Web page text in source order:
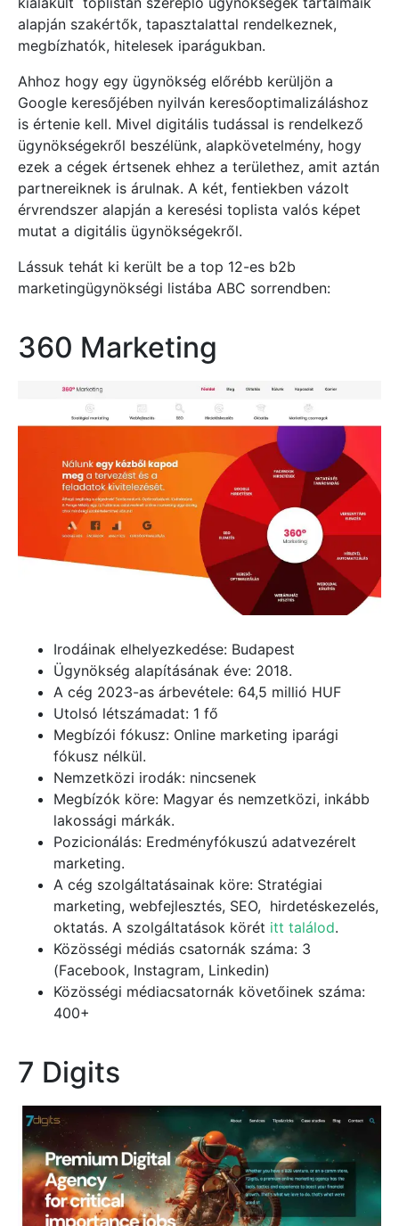
alapján szakértők, tapasztalattal rendelkeznek,
megbízhatók, hitelesek iparágukban.
Ahhoz hogy egy ügynökség előrébb kerüljön a
Google keresőjében nyilván keresőoptimalizáláshoz
is értenie kell. Mivel digitális tudással is rendelkező
ügynökségekről beszélünk, alapkövetelmény, hogy
ezek a cégek értsenek ehhez a területhez, amit aztán
partnereiknek is árulnak. A két, fentiekben vázolt
érvrendszer alapján a keresési toplista valós képet
mutat a digitális ügynökségekről.
Lássuk tehát ki került be a top 12-es b2b
marketingügynökségi listába ABC sorrendben:
360 Marketing
Irodáinak elhelyezkedése: Budapest
Ügynökség alapításának éve: 2018.
A cég 2023-as árbevétele: 64,5 millió HUF
Utolsó létszámadat: 1 fő
Megbízói fókusz: Online marketing iparági
fókusz nélkül.
Nemzetközi irodák: nincsenek
Megbízók köre: Magyar és nemzetközi, inkább
lakossági márkák.
Pozicionálás: Eredményfókuszú adatvezérelt
marketing.
A cég szolgáltatásainak köre: Stratégiai
marketing, webfejlesztés, SEO, hirdetéskezelés,
oktatás. A szolgáltatások körét itt találod.
Közösségi médiás csatornák száma: 3
(Facebook, Instagram, Linkedin)
Közösségi médiacsatornák követőinek száma:
400+
7 Digits